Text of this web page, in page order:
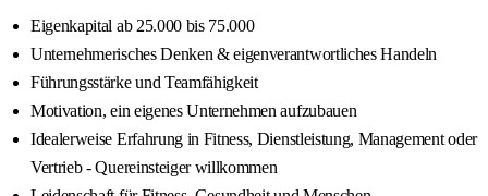
Eigenkapital ab 25.000 bis 75.000
Unternehmerisches Denken & eigenverantwortliches Handeln
Führungsstärke und Teamfähigkeit
Motivation, ein eigenes Unternehmen aufzubauen
Idealerweise Erfahrung in Fitness, Dienstleistung, Management oder
Vertrieb - Quereinsteiger willkommen